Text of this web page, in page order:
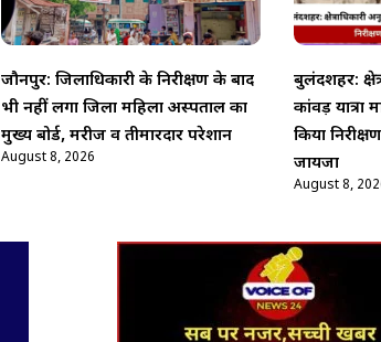
जौनपुर: जिलाधिकारी के निरीक्षण के बाद
भी नहीं लगा जिला महिला अस्पताल का
मुख्य बोर्ड, मरीज व तीमारदार परेशान
August 8, 2026
बुलंदशहर:
कांवड़ यात्रा
किया
जायजा
August 8,